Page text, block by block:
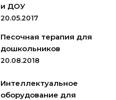
и ДОУ
20.05.2017
Песочная терапия для
дошкольников
20.08.2018
Интеллектуальное
оборудование для